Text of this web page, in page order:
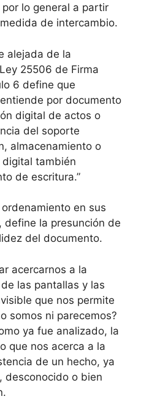
lo general a partir
de intercambio.
alejada de la
25506 de Firma
6 define que
por documento
digital de actos o
del soporte
almacenamiento o
también
de escritura.”
en sus
la presunción de
del documento.
acercarnos a la
las pantallas y las
que nos permite
somos ni parecemos?
ya fue analizado, la
que nos acerca a la
de un hecho, ya
desconocido o bien